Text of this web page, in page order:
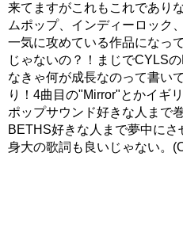
来てますがこれもこれであり
ムポップ、インディーロック
一気に攻めている作品になっ
じゃないの？！まじでCYLS
なきゃ何が成長なのって書い
り！4曲目の"Mirror"とかイギ
ポップサウンド好きな人まで
BETHS好きな人まで夢中に
身大の歌詞も良いじゃない。